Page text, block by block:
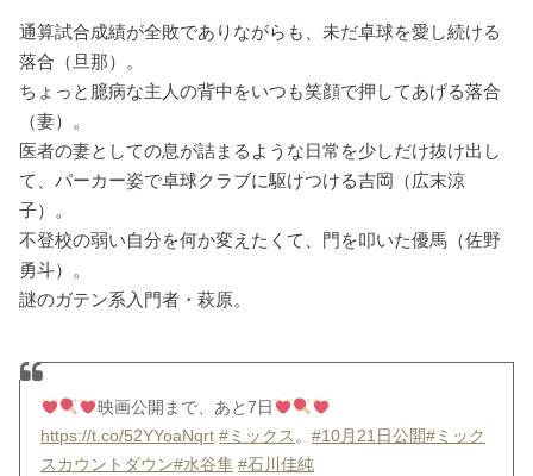
通算試合成績が全敗でありながらも、未だ卓球を愛し続ける
落合（旦那）。
ちょっと臆病な主人の背中をいつも笑顔で押してあげる落合
（妻）。
医者の妻としての息が詰まるような日常を少しだけ抜け出し
て、パーカー姿で卓球クラブに駆けつける吉岡（広末涼
子）。
不登校の弱い自分を何か変えたくて、門を叩いた優馬（佐野
勇斗）。
謎のガテン系入門者・萩原。
映画公開まで、あと7日
https://t.co/52YYoaNqrt #ミックス 。#10月21日公開#ミック
スカウントダウン#水谷隼 #石川佳純